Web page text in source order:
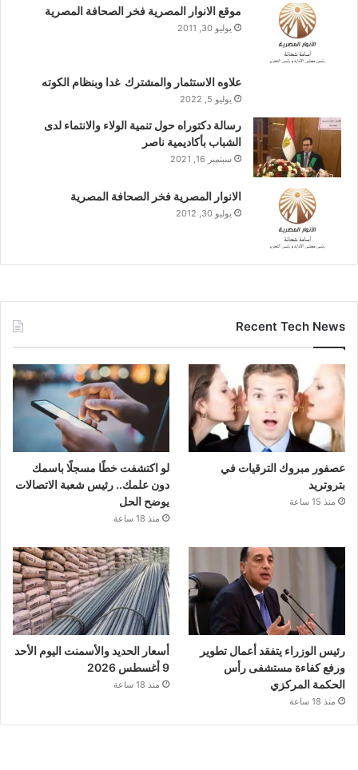
موقع الانوار المصرية فخر الصحافة المصرية
يوليو 30, 2011
علاوه الاستثمار والمشترك غدا وبنظام الكوته
يوليو 5, 2022
رسالة دكتوراه حول تنمية الولاء والانتماء لدى
الشباب بأكاديمية ناصر
سبتمبر 16, 2021
الانوار المصرية فخر الصحافة المصرية
يوليو 30, 2012
Recent Tech News
عصفور مبروك الترقيات في
بتروتريد
منذ 15 ساعة
لو اكتشفت خطًا مسجلًا باسمك
دون علمك.. رئيس شعبة الاتصالات
يوضح الحل
منذ 18 ساعة
رئيس الوزراء يتفقد أعمال تطوير
ورفع كفاءة مستشفى رأس
الحكمة المركزي
منذ 18 ساعة
أسعار الحديد والأسمنت اليوم الأحد
9 أغسطس 2026
منذ 18 ساعة